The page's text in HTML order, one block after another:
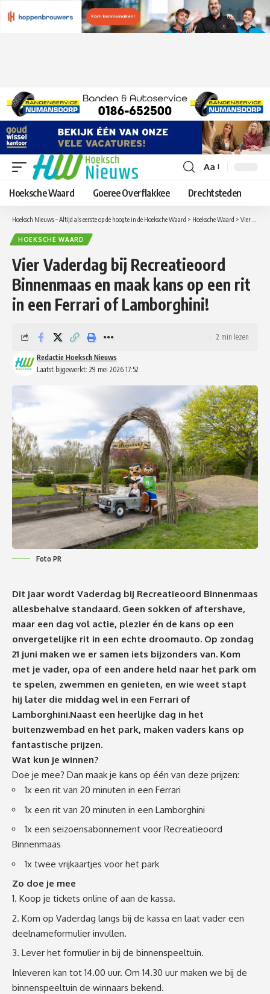
Lettergrootte
aanpassen
Aa
Hoeksche Waard Goeree Overflakkee Drechtsteden
Hoeksch Nieuws – Altijd als eerste op de hoogte in de Hoeksche Waard > Hoeksche Waard > Vier Vaderdag bij Recreatieoord Binnenmaas en maak kans op een rit in een Ferrari of Lamborghini!
HOEKSCHE WAARD
Vier Vaderdag bij Recreatieoord
Binnenmaas en maak kans op een rit
in een Ferrari of Lamborghini!
Laatst bijgewerkt: 29 mei 2026 17:52
Redactie Hoeksch Nieuws
2 min lezen
Foto PR
Dit jaar wordt Vaderdag bij Recreatieoord Binnenmaas
allesbehalve standaard. Geen sokken of aftershave,
maar een dag vol actie, plezier én de kans op een
onvergetelijke rit in een echte droomauto. Op zondag
21 juni maken we er samen iets bijzonders van. Kom
met je vader, opa of een andere held naar het park om
te spelen, zwemmen en genieten, en wie weet stapt
hij later die middag wel in een Ferrari of
Lamborghini.Naast een heerlijke dag in het
buitenzwembad en het park, maken vaders kans op
fantastische prijzen.
Wat kun je winnen?
Doe je mee? Dan maak je kans op één van deze prijzen:
1x een rit van 20 minuten in een Ferrari
1x een rit van 20 minuten in een Lamborghini
1x een seizoensabonnement voor Recreatieoord
Binnenmaas
1x twee vrijkaartjes voor het park
Zo doe je mee
Koop je tickets online of aan de kassa.
Kom op Vaderdag langs bij de kassa en laat vader een
deelnameformulier invullen.
Lever het formulier in bij de binnenspeeltuin.
Inleveren kan tot 14.00 uur. Om 14.30 uur maken we bij de
binnenspeeltuin de winnaars bekend.